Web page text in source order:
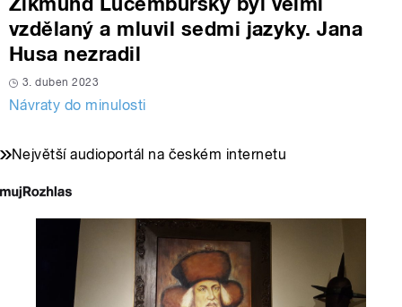
vzdělaný a mluvil sedmi jazyky. Jana
Husa nezradil
3. duben 2023
Návraty do minulosti
Největší audioportál na českém internetu